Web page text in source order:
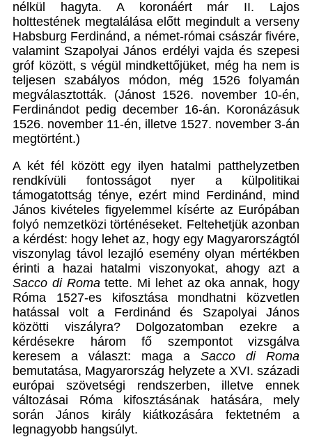
nélkül hagyta. A koronáért már II. Lajos
holttestének megtalálása előtt megindult a verseny
Habsburg Ferdinánd, a német-római császár fivére,
valamint Szapolyai János erdélyi vajda és szepesi
gróf között, s végül mindkettőjüket, még ha nem is
teljesen szabályos módon, még 1526 folyamán
megválasztották. (Jánost 1526. november 10-én,
Ferdinándot pedig december 16-án. Koronázásuk
1526. november 11-én, illetve 1527. november 3-án
megtörtént.)
A két fél között egy ilyen hatalmi patthelyzetben
rendkívüli fontosságot nyer a külpolitikai
támogatottság ténye, ezért mind Ferdinánd, mind
János kivételes figyelemmel kísérte az Európában
folyó nemzetközi történéseket. Feltehetjük azonban
a kérdést: hogy lehet az, hogy egy Magyarországtól
viszonylag távol lezajló esemény olyan mértékben
érinti a hazai hatalmi viszonyokat, ahogy azt a
Sacco di Romatette. Mi lehet az oka annak, hogy
Róma 1527-es kifosztása mondhatni közvetlen
hatással volt a Ferdinánd és Szapolyai János
közötti viszályra? Dolgozatomban ezekre a
kérdésekre három fő szempontot vizsgálva
keresem a választ: maga a Sacco di Roma
bemutatása, Magyarország helyzete a XVI. századi
európai szövetségi rendszerben, illetve ennek
változásai Róma kifosztásának hatására, mely
során János király kiátkozására fektetném a
legnagyobb hangsúlyt.